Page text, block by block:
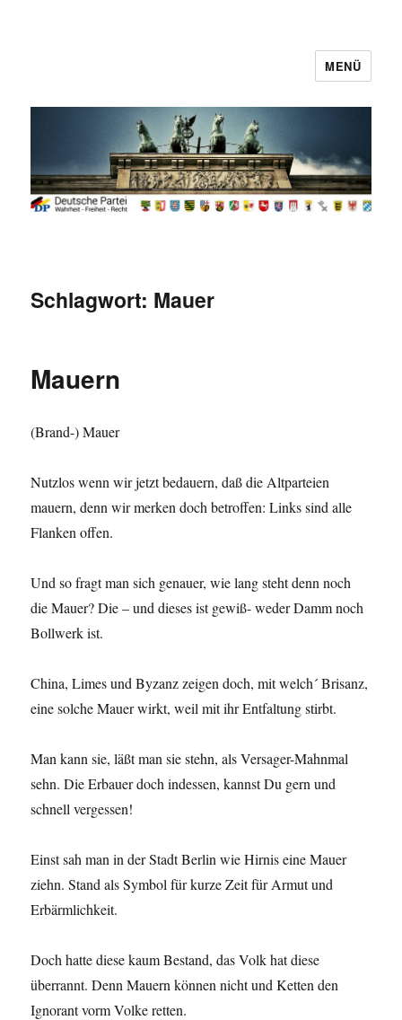
MENÜ
Schlagwort: Mauer
Mauern
(Brand-) Mauer
Nutzlos wenn wir jetzt bedauern, daß die Altparteien
mauern, denn wir merken doch betroffen: Links sind alle
Flanken offen.
Und so fragt man sich genauer, wie lang steht denn noch
die Mauer? Die – und dieses ist gewiß- weder Damm noch
Bollwerk ist.
China, Limes und Byzanz zeigen doch, mit welch´ Brisanz,
eine solche Mauer wirkt, weil mit ihr Entfaltung stirbt.
Man kann sie, läßt man sie stehn, als Versager-Mahnmal
sehn. Die Erbauer doch indessen, kannst Du gern und
schnell vergessen!
Einst sah man in der Stadt Berlin wie Hirnis eine Mauer
ziehn. Stand als Symbol für kurze Zeit für Armut und
Erbärmlichkeit.
Doch hatte diese kaum Bestand, das Volk hat diese
überrannt. Denn Mauern können nicht und Ketten den
Ignorant vorm Volke retten.